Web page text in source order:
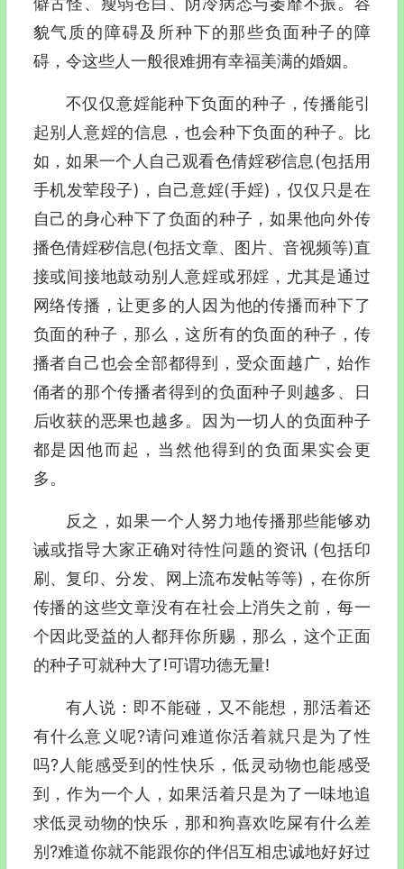
貌气质的障碍及所种下的那些负面种子的障
碍，令这些人一般很难拥有幸福美满的婚姻。
不仅仅意婬能种下负面的种子，传播能引
起别人意婬的信息，也会种下负面的种子。比
如，如果一个人自己观看色倩婬秽信息(包括用
手机发荤段子)，自己意婬(手婬)，仅仅只是在
自己的身心种下了负面的种子，如果他向外传
播色倩婬秽信息(包括文章、图片、音视频等)直
接或间接地鼓动别人意婬或邪婬，尤其是通过
网络传播，让更多的人因为他的传播而种下了
负面的种子，那么，这所有的负面的种子，传
播者自己也会全部都得到，受众面越广，始作
俑者的那个传播者得到的负面种子则越多、日
后收获的恶果也越多。因为一切人的负面种子
都是因他而起，当然他得到的负面果实会更
多。
反之，如果一个人努力地传播那些能够劝
诫或指导大家正确对待性问题的资讯 (包括印
刷、复印、分发、网上流布发帖等等)，在你所
传播的这些文章没有在社会上消失之前，每一
个因此受益的人都拜你所赐，那么，这个正面
的种子可就种大了!可谓功德无量!
有人说：即不能碰，又不能想，那活着还
有什么意义呢?请问难道你活着就只是为了性
吗?人能感受到的性快乐，低灵动物也能感受
到，作为一个人，如果活着只是为了一味地追
求低灵动物的快乐，那和狗喜欢吃屎有什么差
别?难道你就不能跟你的伴侣互相忠诚地好好过